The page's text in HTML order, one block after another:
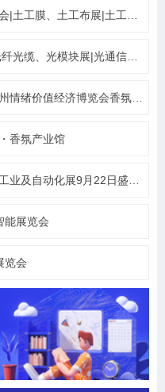
展|土工合成材料仪器、设备展览会
光模块展|光通信设备展览会
价值经济博览会香氛产业馆
香氛产业馆
自动化展9月22日盛大开幕
能展览会
览会